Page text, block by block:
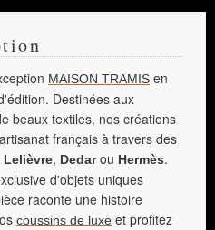
MAISON TRAMIS en
Destinées aux
beaux textiles, nos créations
français à travers des
Lelièvre, Dedarou Hermès.
d'objets uniques
raconte une histoire
coussins de luxe et profitez